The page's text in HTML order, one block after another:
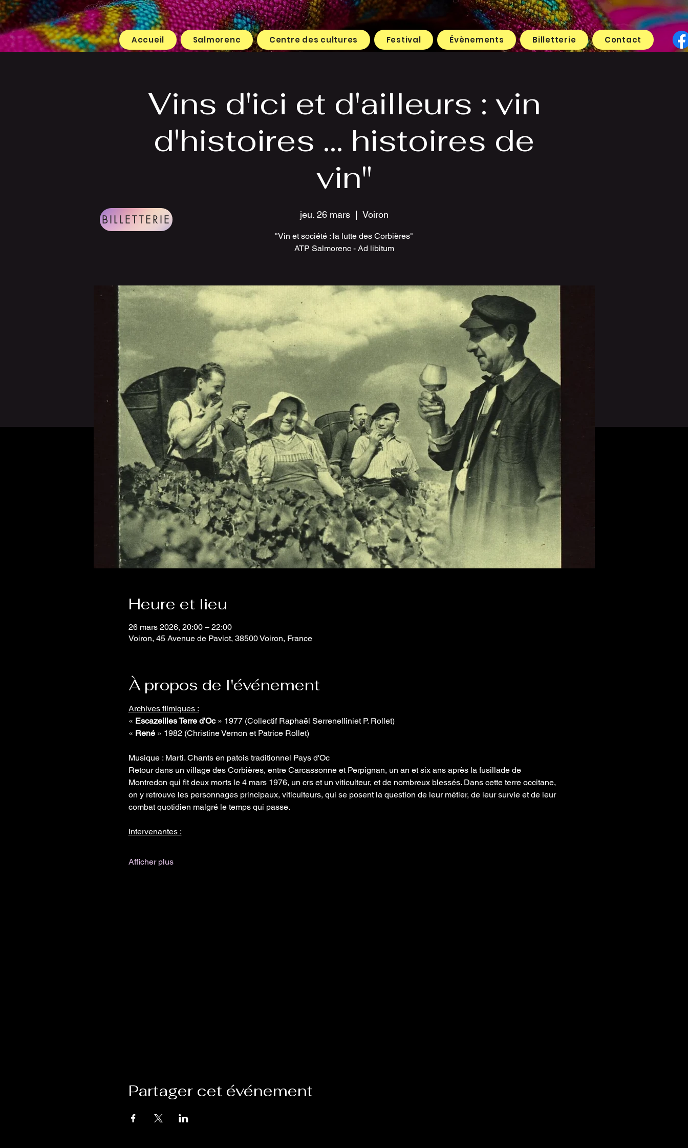
Accueil Salmorenc Centre des cultures Festival Évènements Billetterie Contact
Vins d'ici et d'ailleurs : vin
d'histoires ... histoires de
vin"
jeu. 26 mars
  |
Voiron
"Vin et société : la lutte des Corbières"
ATP Salmorenc - Ad libitum
Heure et lieu
26 mars 2026, 20:00 – 22:00
Voiron, 45 Avenue de Paviot, 38500 Voiron, France
À propos de l'événement
Archives filmiques :
« Escazeilles Terre d'Oc » 1977 (Collectif Raphaël Serrenelliniet P. Rollet)
« René » 1982 (Christine Vernon et Patrice Rollet)
Musique : Marti. Chants en patois traditionnel Pays d'Oc
Retour dans un village des Corbières, entre Carcassonne et Perpignan, un an et six ans après la fusillade de
Montredon qui fit deux morts le 4 mars 1976, un crs et un viticulteur, et de nombreux blessés. Dans cette terre occitane,
on y retrouve les personnages principaux, viticulteurs, qui se posent la question de leur métier, de leur survie et de leur
combat quotidien malgré le temps qui passe.
Intervenantes :
Afficher plus
Partager cet événement
BILLETTERIE